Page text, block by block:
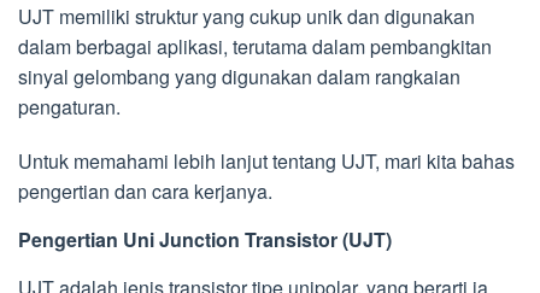
UJT memiliki struktur yang cukup unik dan digunakan
dalam berbagai aplikasi, terutama dalam pembangkitan
sinyal gelombang yang digunakan dalam rangkaian
pengaturan.
Untuk memahami lebih lanjut tentang UJT, mari kita bahas
pengertian dan cara kerjanya.
Pengertian Uni Junction Transistor (UJT)
UJT adalah jenis transistor tipe unipolar, yang berarti ia